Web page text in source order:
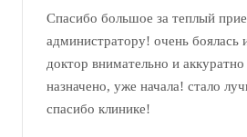
Спасибо большое за теплый
администратору! очень боялась
доктор внимательно и
назначено, уже начала! стало
спасибо клинике!